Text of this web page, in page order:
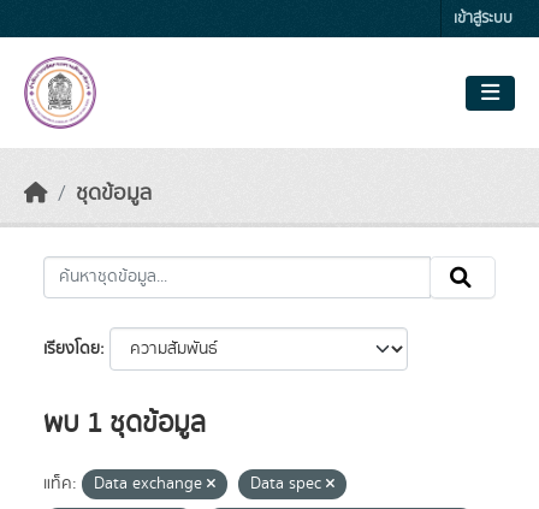
เข้าสู่ระบบ
ชุดข้อมูล
เรียงโดย
พบ 1 ชุดข้อมูล
แท็ค: Data exchange
Data spec